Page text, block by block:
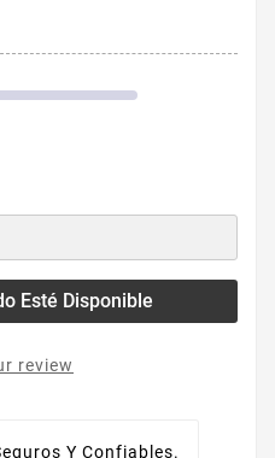
Esté Disponible
review
Y Confiables.